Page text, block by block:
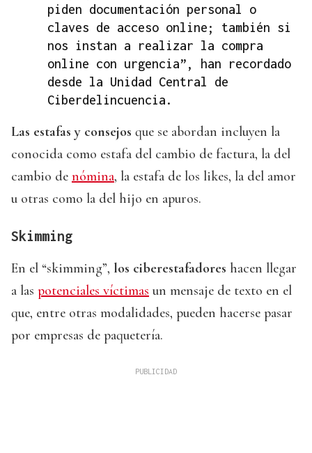
piden documentación personal o
claves de acceso online; también si
nos instan a realizar la compra
online con urgencia”, han recordado
desde la Unidad Central de
Ciberdelincuencia.
Las estafas y consejos que se abordan incluyen la
conocida como estafa del cambio de factura, la del
cambio de nómina, la estafa de los likes, la del amor
u otras como la del hijo en apuros.
Skimming
En el “skimming”, los ciberestafadores hacen llegar
a las potenciales víctimas un mensaje de texto en el
que, entre otras modalidades, pueden hacerse pasar
por empresas de paquetería.